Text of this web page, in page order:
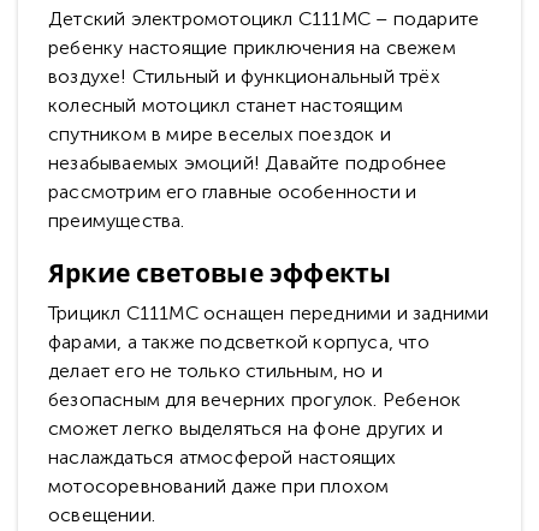
Детский электромотоцикл C111MC – подарите
ребенку настоящие приключения на свежем
воздухе! Стильный и функциональный трёх
колесный мотоцикл станет настоящим
спутником в мире веселых поездок и
незабываемых эмоций! Давайте подробнее
рассмотрим его главные особенности и
преимущества.
Яркие световые эффекты
Трицикл C111MC оснащен передними и задними
фарами, а также подсветкой корпуса, что
делает его не только стильным, но и
безопасным для вечерних прогулок. Ребенок
сможет легко выделяться на фоне других и
наслаждаться атмосферой настоящих
мотосоревнований даже при плохом
освещении.